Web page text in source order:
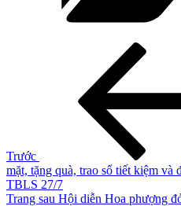
Trước
mặt, tặng quà, trao sổ tiết kiệm
TBLS 27/7
Bài
Trang sau Hội diễn Hoa phượng